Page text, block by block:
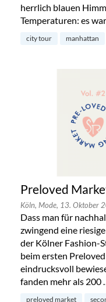
herrlich blauen
Temperaturen: es
city tour manhattan
Preloved
Köln, Mode, 13. Oktober
Dass man für
zwingend eine
der Kölner Fashion-
beim ersten
eindrucksvoll
fanden mehr als 200 …
preloved market